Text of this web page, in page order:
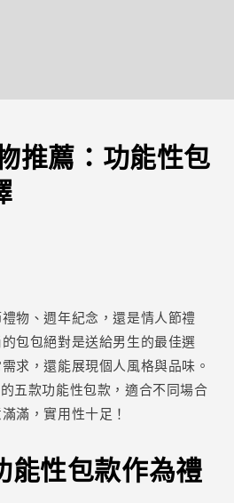
推薦：功能性包
物、週年紀念，還是情人節禮
包包絕對是送給男生的最佳選
求，還能展現個人風格與品味。
五款功能性包款，適合不同場合
滿，實用性十足！
能性包款作為禮